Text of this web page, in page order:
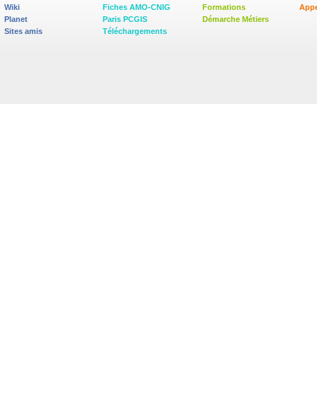
Wiki
Planet
Sites amis
Fiches AMO-CNIG
Paris PCGIS
Téléchargements
Formations
Démarche Métiers